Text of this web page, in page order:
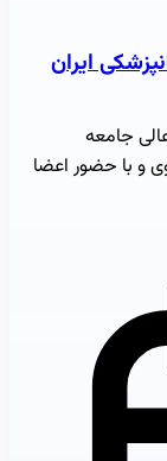
ایران
شورای عالی جامعه
و با حضور اعضا